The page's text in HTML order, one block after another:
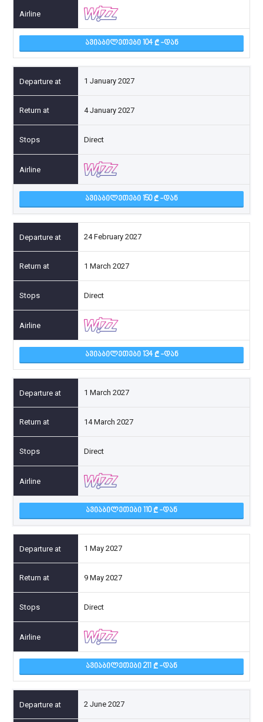
ᲐᲕᲘᲐᲑᲘᲚᲔᲗᲔᲑᲘ 104 -ᲓᲐᲜ
1 January 2027
4 January 2027
Direct
ᲐᲕᲘᲐᲑᲘᲚᲔᲗᲔᲑᲘ 150 -ᲓᲐᲜ
24 February 2027
1 March 2027
Direct
ᲐᲕᲘᲐᲑᲘᲚᲔᲗᲔᲑᲘ 134 -ᲓᲐᲜ
1 March 2027
14 March 2027
Direct
ᲐᲕᲘᲐᲑᲘᲚᲔᲗᲔᲑᲘ 110 -ᲓᲐᲜ
1 May 2027
9 May 2027
Direct
ᲐᲕᲘᲐᲑᲘᲚᲔᲗᲔᲑᲘ 211 -ᲓᲐᲜ
2 June 2027